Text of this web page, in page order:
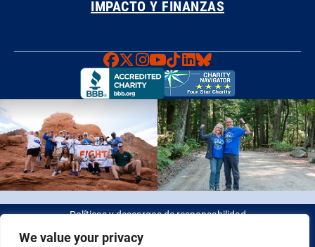
We value your privacy
IMPACTO Y FINANZAS
Faceboook
X Instagram
YouTube
TikTok
LinkedIn
Bluesky
Políticas y descargos de responsabilidad
© 2026 Fight Colorectal Cancer. Todos los derechos reservados.